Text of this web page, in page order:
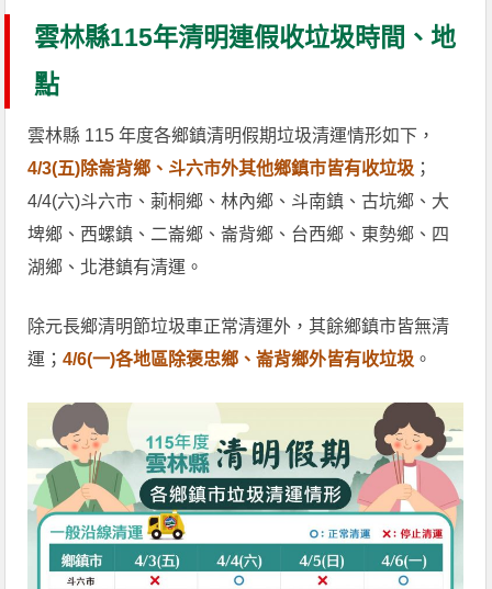
雲林縣115年清明連假收垃圾時間、地
點
雲林縣 115 年度各鄉鎮清明假期垃圾清運情形如下，
4/3(五)除崙背鄉、斗六市外其他鄉鎮市皆有收垃圾 ；
4/4(六)斗六市、莿桐鄉、林內鄉、斗南鎮、古坑鄉、大
埤鄉、西螺鎮、二崙鄉、崙背鄉、台西鄉、東勢鄉、四
湖鄉、北港鎮有清運。
除元長鄉清明節垃圾車正常清運外，其餘鄉鎮市皆無清
運；4/6(一)各地區除褒忠鄉、崙背鄉外皆有收垃圾 。